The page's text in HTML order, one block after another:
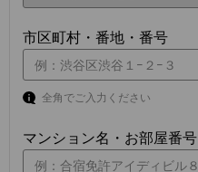
市区町村・番地・番号
全角でご入力ください
マンション名・お部屋番号